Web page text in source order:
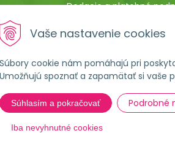
Vaše nastavenie cookies
Súbory cookie nám pomáhajú pri
Umožňujú spoznať a zapamätať si vaše
Súhlasím a pokračovať Podrobné
Iba nevyhnutné cookies
Dodacie a platobné
Pestovateľský manuál
kupujúceho na
kúpnej zmluvy
Formulár na ostúpenie